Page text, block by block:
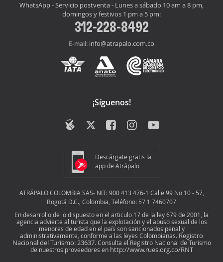
WhatsApp - Servicio postventa - Lunes a sábado 10 am a 8 pm,
domingos y festivos 1 pm a 5 pm:
312-228-8492
E-mail: info@atrapalo.com.co
¡Síguenos!
Descárgate gratis la
app de Atrápalo
ATRÁPALO COLOMBIA SAS- NIT: 900 413 476-1 Calle 99 No 10 - 57,
Bogotá D.C., Colombia, Teléfono: 57 1 7460707
En desarrollo de lo dispuesto en el articulo 17 de la ley 679 de 2001, la
agencia advierte al turista que la explotación y el abuso sexual de los
menores de edad en el país son sancionados penal y
administrativamente, conforme a las leyes Colombianas. Registro
Nacional del Turismo: 23637. Consulta el Registro Nacional de Turismo
de nuestros proveedores en http://www.rues.org.co/RNT